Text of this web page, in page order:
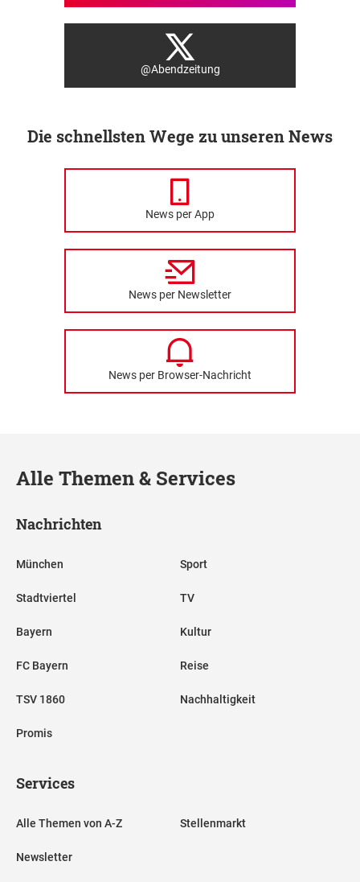
@Abendzeitung
Die schnellsten Wege zu unseren News
News per App
News per Newsletter
News per Browser-Nachricht
Alle Themen & Services
Nachrichten
München
Stadtviertel
Bayern
FC Bayern
TSV 1860
Promis
Sport
TV
Kultur
Reise
Nachhaltigkeit
Services
Alle Themen von A-Z
Newsletter
Stellenmarkt